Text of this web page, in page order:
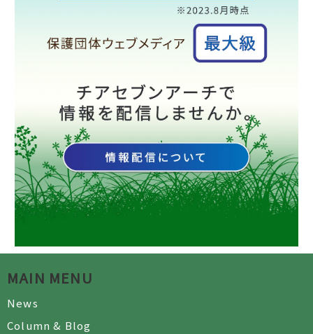
MAIN MENU
News
Column & Blog